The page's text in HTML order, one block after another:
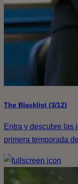
The Blacklist (3/12)
Entra y descubre las
primera temporada